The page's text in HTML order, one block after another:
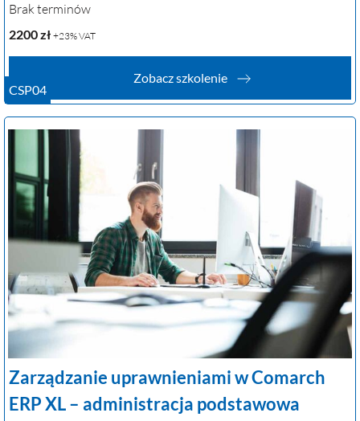
CSP04
Brak terminów
2200zł +23% VAT
Zobacz szkolenie
Zarządzanie uprawnieniami w Comarch
ERP XL – administracja podstawowa